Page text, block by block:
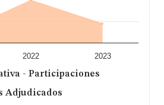
2022 2023
- Participaciones
Adjudicados